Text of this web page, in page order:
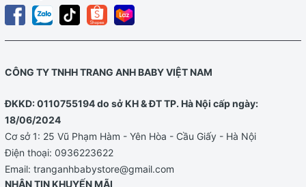
CÔNG TY TNHH TRANG ANH BABY VIỆT NAM
ĐKKD: 0110755194 do sở KH & ĐT TP. Hà Nội cấp ngày:
18/06/2024
Cơ sở 1: 25 Vũ Phạm Hàm - Yên Hòa - Cầu Giấy - Hà Nội
Điện thoại: 0936223622
Email: tranganhbabystore@gmail.com
NHẬN TIN KHUYẾN MÃI